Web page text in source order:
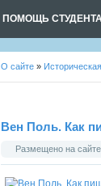
ПОМОЩЬ
О сайте »
Вен Поль. Как
Размещено на